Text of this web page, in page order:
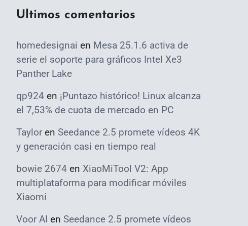
Ultimos comentarios
homedesignai en Mesa 25.1.6 activa de
serie el soporte para gráficos Intel Xe3
Panther Lake
qp924 en ¡Puntazo histórico! Linux alcanza
el 7,53% de cuota de mercado en PC
Taylor en Seedance 2.5 promete vídeos 4K
y generación casi en tiempo real
bowie 2674 en XiaoMiTool V2: App
multiplataforma para modificar móviles
Xiaomi
Voor AI en Seedance 2.5 promete vídeos